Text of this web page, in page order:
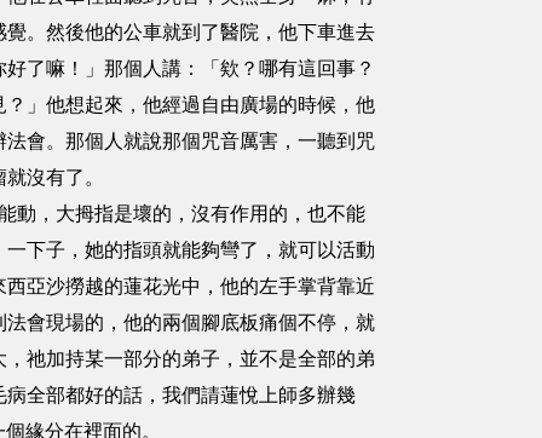
。然後他的公車就到了醫院，他下車進去
了嘛！」那個人講：「欸？哪有這回事？
」他想起來，他經過自由廣場的時候，他
會。那個人就說那個咒音厲害，一聽到咒
沒有了。
，大拇指是壞的，沒有作用的，也不能
下子，她的指頭就能夠彎了，就可以活動
亞沙撈越的蓮花光中，他的左手掌背靠近
會現場的，他的兩個腳底板痛個不停，就
祂加持某一部分的弟子，並不是全部的弟
全部都好的話，我們請蓮悅上師多辦幾
緣分在裡面的。